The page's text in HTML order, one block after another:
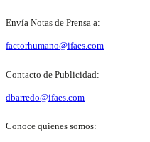
Envía Notas de Prensa a:
factorhumano@ifaes.com
Contacto de Publicidad:
dbarredo@ifaes.com
Conoce quienes somos: